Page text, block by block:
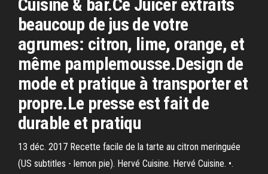
Cuisine & bar.Ce Juicer extraits
beaucoup de jus de votre
agrumes: citron, lime, orange, et
même pamplemousse.Design de
mode et pratique à transporter et
propre.Le presse est fait de
durable et pratiqu
13 déc. 2017 Recette facile de la tarte au citron meringuée
(US subtitles - lemon pie). Hervé Cuisine. Hervé Cuisine. •.